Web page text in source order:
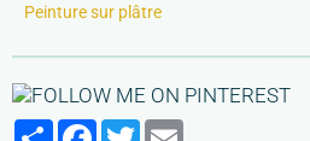
Peinture sur plâtre
PartagerFacebook
Twitter